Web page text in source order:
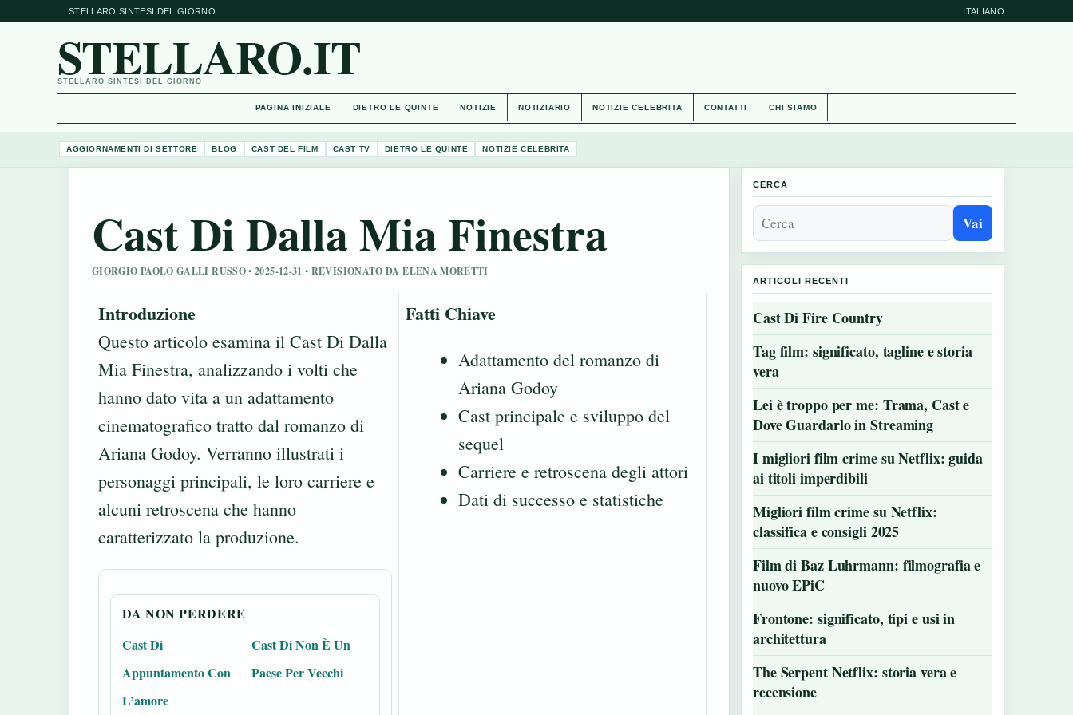
STELLARO SINTESI DEL GIORNO ITALIANO
STELLARO.IT
STELLARO SINTESI DEL GIORNO
PAGINA INIZIALE DIETRO LE QUINTE NOTIZIE NOTIZIARIO NOTIZIE CELEBRITA CONTATTI CHI SIAMO
AGGIORNAMENTI DI SETTORE BLOG CAST DEL FILM CAST TV DIETRO LE QUINTE NOTIZIE CELEBRITA
Cast Di Dalla Mia Finestra
GIORGIO PAOLO GALLI RUSSO • 2025-12-31 • REVISIONATO DA ELENA MORETTI
Introduzione
Questo articolo esamina il Cast Di Dalla
Mia Finestra, analizzando i volti che
hanno dato vita a un adattamento
cinematografico tratto dal romanzo di
Ariana Godoy. Verranno illustrati i
personaggi principali, le loro carriere e
alcuni retroscena che hanno
caratterizzato la produzione.
DA NON PERDERE
Cast Di
Appuntamento Con
L’amore
Cast Di Non È Un
Paese Per Vecchi
Fatti Chiave
Adattamento del romanzo di
Ariana Godoy
Cast principale e sviluppo del
sequel
Carriere e retroscena degli attori
Dati di successo e statistiche
CERCA
Vai
ARTICOLI RECENTI
Cast Di Fire Country
Tag film: significato, tagline e storia
vera
Lei è troppo per me: Trama, Cast e
Dove Guardarlo in Streaming
I migliori film crime su Netflix: guida
ai titoli imperdibili
Migliori film crime su Netflix:
classifica e consigli 2025
Film di Baz Luhrmann: filmografia e
nuovo EPiC
Frontone: significato, tipi e usi in
architettura
The Serpent Netflix: storia vera e
recensione